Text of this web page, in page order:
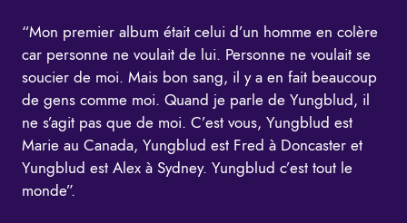
“Mon premier album était celui d’un homme en colère
car personne ne voulait de lui. Personne ne voulait se
soucier de moi. Mais bon sang, il y a en fait beaucoup
de gens comme moi. Quand je parle de Yungblud, il
ne s’agit pas que de moi. C’est vous, Yungblud est
Marie au Canada, Yungblud est Fred à Doncaster et
Yungblud est Alex à Sydney. Yungblud c’est tout le
monde”.